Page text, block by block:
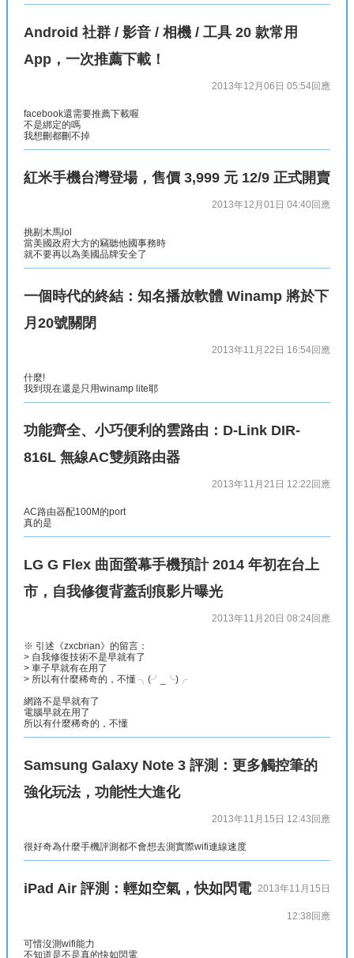
Android 社群 / 影音 / 相機 / 工具 20 款常用
App，一次推薦下載！
2013年12月06日 05:54回應
facebook還需要推薦下載喔
不是綁定的嗎
我想刪都刪不掉
紅米手機台灣登場，售價 3,999 元 12/9 正式開賣
2013年12月01日 04:40 回應
挑剔木馬lol
當美國政府大方的竊聽他國事務時
就不要再以為美國品牌安全了
一個時代的終結：知名播放軟體 Winamp 將於下
月20號關閉
2013年11月22日 16:54回應
什麼!
我到現在還是只用winamp lite耶
功能齊全、小巧便利的雲路由：D-Link DIR-
816L 無線AC雙頻路由器
2013年11月21日 12:22 回應
AC路由器配100M的port
真的是
LG G Flex 曲面螢幕手機預計 2014 年初在台上
市，自我修復背蓋刮痕影片曝光
2013年11月20日 08:24回應
※ 引述《zxcbrian》的留言：
> 自我修復技術不是早就有了
> 車子早就有在用了
> 所以有什麼稀奇的，不懂 ╮(╯_╰)╭
網路不是早就有了
電腦早就在用了
所以有什麼稀奇的，不懂
Samsung Galaxy Note 3 評測：更多觸控筆的
強化玩法，功能性大進化
2013年11月15日 12:43 回應
很好奇為什麼手機評測都不會想去測實際wifi連線速度
iPad Air 評測：輕如空氣，快如閃電 2013年11月15日
12:38 回應
可惜沒測wifi能力
不知道是不是真的快如閃電